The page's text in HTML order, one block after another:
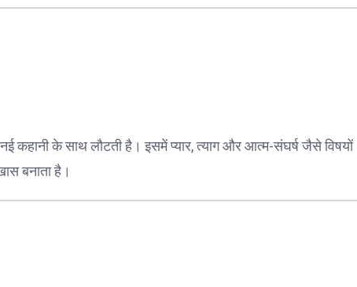
कहानी के साथ लौटती है। इसमें प्यार, त्याग और आत्म-संघर्ष जैसे विषयों
बनाता है।